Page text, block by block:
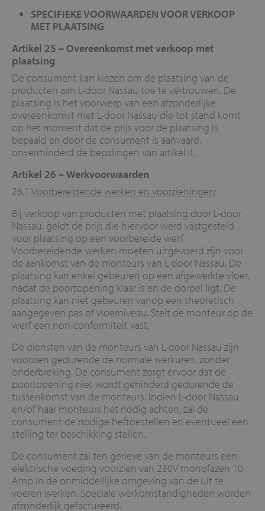
SPECIFIEKE VOORWAARDEN VOOR VERKOOP
MET PLAATSING
Artikel 25 – Overeenkomst met verkoop met
plaatsing
De consument kan kiezen om de plaatsing van de
producten aan L-door Nassau toe te vertrouwen. De
plaatsing is het voorwerp van een afzonderlijke
overeenkomst met L-door Nassau die tot stand komt
op het moment dat de prijs voor de plaatsing is
bepaald en door de consument is aanvaard,
onverminderd de bepalingen van artikel 4.
Artikel 26 –Werkvoorwaarden
26.1 Voorbereidende werken en voorzieningen:
Bij verkoop van producten met plaatsing door L-door
Nassau, geldt de prijs die hiervoor werd vastgesteld
voor plaatsing op een voorbereide werf.
Voorbereidende werken moeten uitgevoerd zijn voor
de aankomst van de monteurs van L-door Nassau. De
plaatsing kan enkel gebeuren op een afgewerkte vloer,
nadat de poortopening klaar is en de dorpel ligt. De
plaatsing kan niet gebeuren vanop een theoretisch
aangegeven pas of vloerniveau. Stelt de monteur op de
werf een non-conformiteit vast,
De diensten van de monteurs van L-door Nassau zijn
voorzien gedurende de normale werkuren, zonder
onderbreking. De consument zorgt ervoor dat de
poortopening niet wordt gehinderd gedurende de
tussenkomst van de monteurs. Indien L-door Nassau
en/of haar monteurs het nodig achten, zal de
consument de nodige heftoestellen en eventueel een
stelling ter beschikking stellen.
De consument zal ten gerieve van de monteurs een
elektrische voeding voorzien van 230V monofazen 10
Amp in de onmiddellijke omgeving van de uit te
voeren werken. Speciale werkomstandigheden worden
afzonderlijk gefactureerd.